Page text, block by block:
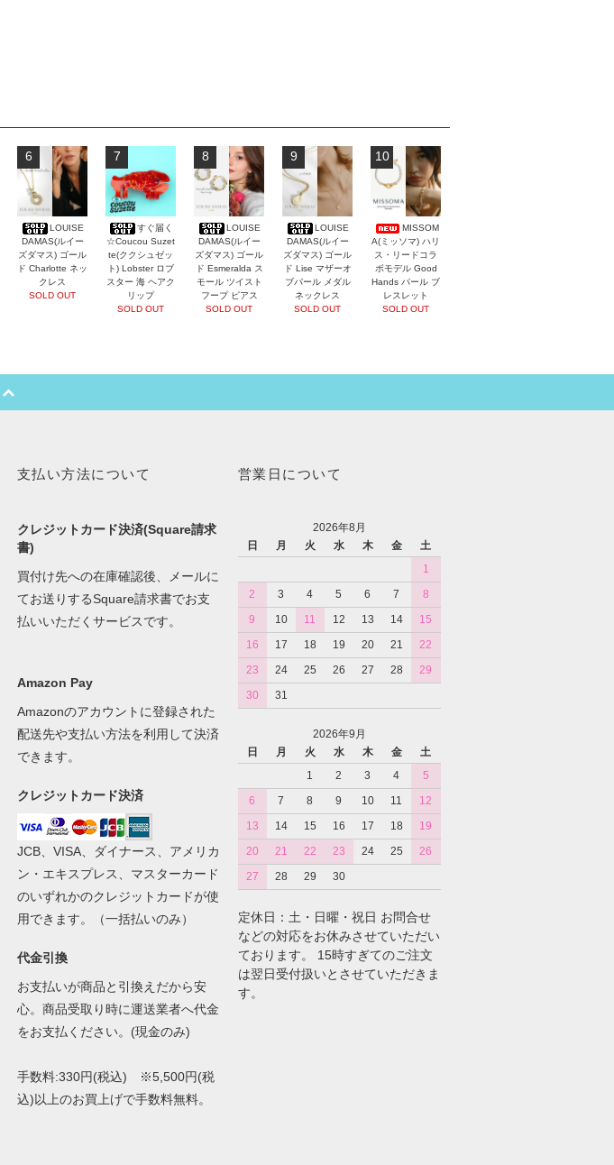
6
LOUISE
DAMAS(ルイー
ズダマス) ゴール
ド Charlotte ネッ
クレス
SOLD OUT
7
すぐ届く
☆Coucou Suzet
te(ククシュゼッ
ト) Lobster ロブ
スター 海 ヘアク
リップ
SOLD OUT
8
LOUISE
DAMAS(ルイー
ズダマス) ゴール
ド Esmeralda ス
モール ツイスト
フープ ピアス
SOLD OUT
9
LOUISE
DAMAS(ルイー
ズダマス) ゴール
ド Lise マザーオ
ブパール メダル
ネックレス
SOLD OUT
10
MISSOM
A(ミッソマ) ハリ
ス・リードコラ
ボモデル Good
Hands パール ブ
レスレット
SOLD OUT
支払い方法について
クレジットカード決済(Square請求
書)
買付け先への在庫確認後、メールに
てお送りするSquare請求書でお支
払いいただくサービスです。
Amazon Pay
Amazonのアカウントに登録された
配送先や支払い方法を利用して決済
できます。
クレジットカード決済
JCB、VISA、ダイナース、アメリカ
ン・エキスプレス、マスターカード
のいずれかのクレジットカードが使
用できます。（一括払いのみ）
代金引換
お支払いが商品と引換えだから安
心。商品受取り時に運送業者へ代金
をお支払ください。(現金のみ)
手数料:330円(税込) ※5,500円(税
込)以上のお買上げで手数料無料。
営業日について
2026年8月
日
月 火 水 木 金
土
1
2
3 4 5 6 7
8
9
10 11 12 13 14
15
16
17 18 19 20 21
22
23
24 25 26 27 28
29
30
31
2026年9月
日
月 火 水 木 金
土
1
2 3 4
5
6
7 8 9 10 11
12
13
14 15 16 17 18
19
20
21 22 23 24 25
26
27
28 29 30
定休日：土・日曜・祝日 お問合せ
などの対応をお休みさせていただい
ております。 15時すぎてのご注文
は翌日受付扱いとさせていただきま
す。